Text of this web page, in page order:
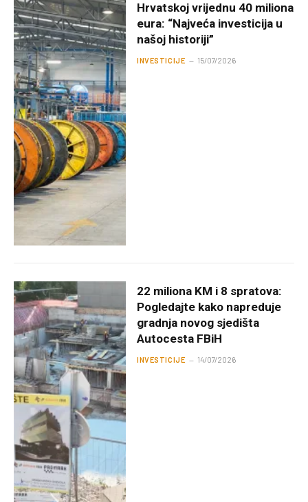
Hrvatskoj vrijednu 40 miliona
eura: “Najveća investicija u
našoj historiji”
INVESTICIJE 15/07/2026
22 miliona KM i 8 spratova:
Pogledajte kako napreduje
gradnja novog sjedišta
Autocesta FBiH
INVESTICIJE 14/07/2026